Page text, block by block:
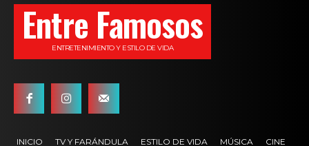
Entre Famosos
ENTRETENIMIENTO Y ESTILO DE VIDA
INICIO TV Y FARÁNDULA ESTILO DE VIDA MÚSICA CINE